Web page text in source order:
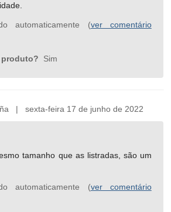
automaticamente (ver comentário
produto? Sim
| sexta-feira 17 de junho de 2022
tamanho que as listradas, são um
automaticamente (ver comentário